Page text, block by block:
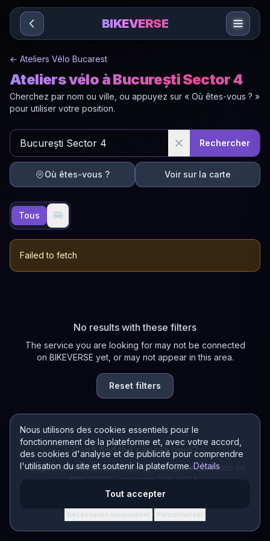
Sari la conținut
Nous utilisons des cookies essentiels pour le
fonctionnement de la plateforme et, avec votre accord,
des cookies d'analyse et de publicité pour comprendre
l'utilisation du site et soutenir la plateforme. Détails
Tout accepter
Nécessaires uniquement · Personnaliser
BIKEVERSE
← Ateliers Vélo Bucarest
Ateliers vélo à București Sector 4
Cherchez par nom ou ville, ou appuyez sur « Où êtes-vous ? »
pour utiliser votre position.
Rechercher
Où êtes-vous ? Voir sur la carte
Tous 🚐
Failed to fetch
No results with these filters
The service you are looking for may not be connected
on BIKEVERSE yet, or may not appear in this area.
Reset filters
Can't find the service here?
Suggest a new service in the directory! If it connects on
BIKEVERSE, you earn 200 AURA.
Suggest a service